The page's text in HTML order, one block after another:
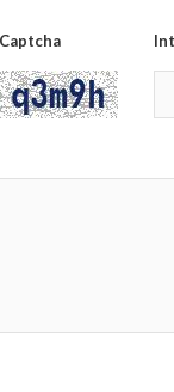
Captcha